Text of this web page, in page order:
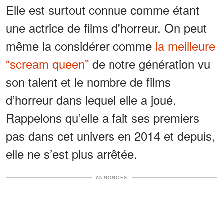
Elle est surtout connue comme étant
une actrice de films d'horreur. On peut
même la considérer comme la meilleure
“scream queen” de notre génération vu
son talent et le nombre de films
d’horreur dans lequel elle a joué.
Rappelons qu’elle a fait ses premiers
pas dans cet univers en 2014 et depuis,
elle ne s’est plus arrêtée.
ANNONCES